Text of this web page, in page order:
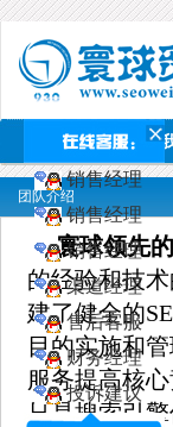
销售经理
销售经理
销售经理
渠道经理
售后客服
财务经理
投诉建议
首页 关于
团队介绍
寰球领先
的经验和技
建了健全的
目的实施和
服务提高核
只是搜索引